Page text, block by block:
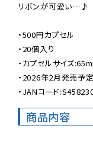
リボンが可愛い…♪
・500円カプセル
・20個入り
・カプセルサイズ
・2026年2月発売予定
・JANコード
商品内容